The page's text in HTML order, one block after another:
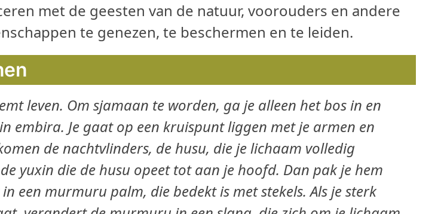
met de geesten van de natuur, voorouders en andere
te genezen, te beschermen en te leiden.
leven. Om sjamaan te worden, ga je alleen het bos in en
embira. Je gaat op een kruispunt liggen met je armen en
de nachtvlinders, de husu, die je lichaam volledig
yuxin die de husu opeet tot aan je hoofd. Dan pak je hem
een murmuru palm, die bedekt is met stekels. Als je sterk